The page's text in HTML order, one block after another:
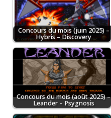
Concours du mois (juin 2025) –
Hybris – Discovery
Concours du mois (août 2025) –
Leander – Psygnosis